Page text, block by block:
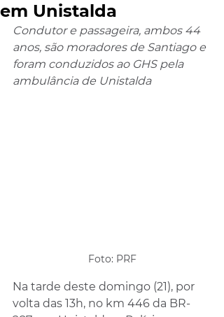
em Unistalda
Condutor e passageira, ambos 44
anos, são moradores de Santiago e
foram conduzidos ao GHS pela
ambulância de Unistalda
Foto: PRF
Na tarde deste domingo (21), por
volta das 13h, no km 446 da BR-